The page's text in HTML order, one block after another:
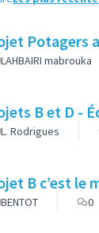
Potagers
LAHBAIRI mabrouka
B et D -
L. Rodrigues
B c’est le
BENTOT 0